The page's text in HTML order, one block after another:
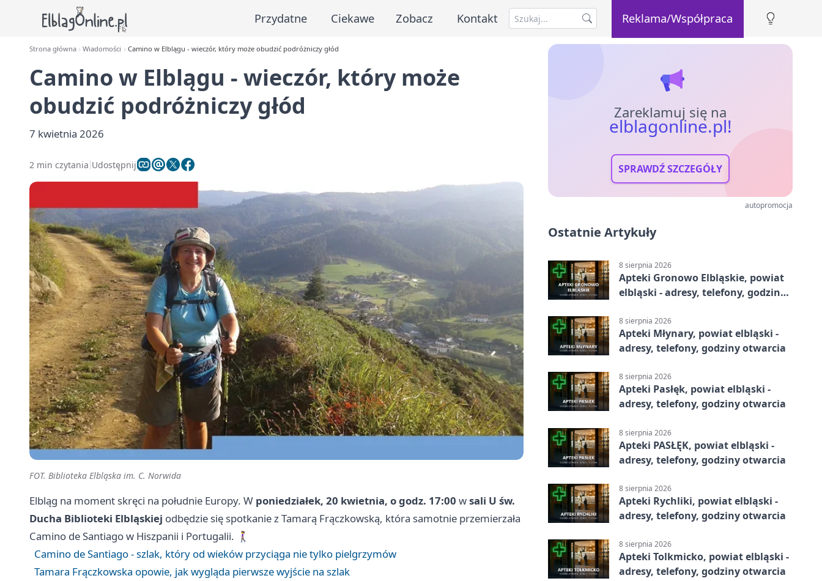
Przydatne Ciekawe Zobacz Kontakt Reklama/Współpraca
Strona główna Wiadomości Camino w Elblągu - wieczór, który może obudzić podróżniczy głód
Camino w Elblągu - wieczór, który może
obudzić podróżniczy głód
7 kwietnia 2026
2 min czytania Udostępnij
FOT. Biblioteka Elbląska im. C. Norwida
Elbląg na moment skręci na południe Europy. W poniedziałek, 20 kwietnia, o godz. 17:00 wsali U św.
Ducha Biblioteki Elbląskiej odbędzie się spotkanie z Tamarą Frączkowską, która samotnie przemierzała
Camino de Santiago w Hiszpanii i Portugalii. 🚶‍♀️
Camino de Santiago - szlak, który od wieków przyciąga nie tylko pielgrzymów
Tamara Frączkowska opowie, jak wygląda pierwsze wyjście na szlak
Zareklamuj się na
elblagonline.pl!
SPRAWDŹ SZCZEGÓŁY
autopromocja
Ostatnie Artykuły
8 sierpnia 2026
Apteki Gronowo Elbląskie, powiat
elbląski - adresy, telefony, godziny
8 sierpnia 2026
Apteki Młynary, powiat elbląski -
adresy, telefony, godziny otwarcia
8 sierpnia 2026
Apteki Pasłęk, powiat elbląski -
adresy, telefony, godziny otwarcia
8 sierpnia 2026
Apteki PASŁĘK, powiat elbląski -
adresy, telefony, godziny otwarcia
8 sierpnia 2026
Apteki Rychliki, powiat elbląski -
adresy, telefony, godziny otwarcia
8 sierpnia 2026
Apteki Tolkmicko, powiat elbląski -
adresy, telefony, godziny otwarcia